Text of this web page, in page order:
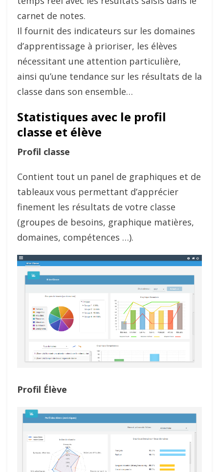
carnet de notes.
Il fournit des indicateurs sur les domaines
d’apprentissage à prioriser, les élèves
nécessitant une attention particulière,
ainsi qu’une tendance sur les résultats de la
classe dans son ensemble…
Statistiques avec le profil
classe et élève
Profil classe
Contient tout un panel de graphiques et de
tableaux vous permettant d’apprécier
finement les résultats de votre classe
(groupes de besoins, graphique matières,
domaines, compétences …).
Profil Élève